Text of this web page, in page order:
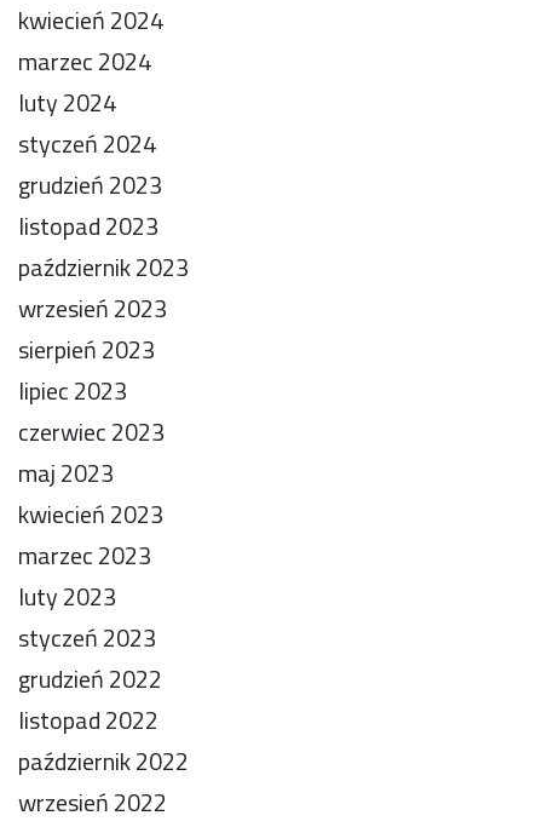
kwiecień 2024
marzec 2024
luty 2024
styczeń 2024
grudzień 2023
listopad 2023
październik 2023
wrzesień 2023
sierpień 2023
lipiec 2023
czerwiec 2023
maj 2023
kwiecień 2023
marzec 2023
luty 2023
styczeń 2023
grudzień 2022
listopad 2022
październik 2022
wrzesień 2022